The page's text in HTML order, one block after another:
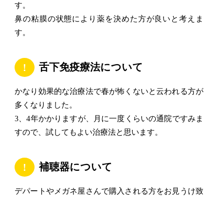
す。
鼻の粘膜の状態により薬を決めた方が良いと考えま
す。
舌下免疫療法について
かなり効果的な治療法で春が怖くないと云われる方が
多くなりました。
3、4年かかりますが、月に一度くらいの通院ですみま
すので、試してもよい治療法と思います。
補聴器について
デパートやメガネ屋さんで購入される方をお見うけ致